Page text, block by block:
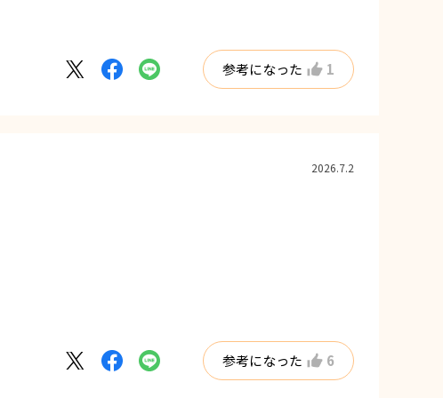
参考になった 1
2026.7.2
参考になった 6